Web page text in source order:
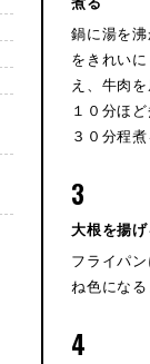
鍋に湯を
をきれい
え、牛肉
１０分ほ
３０分程煮
3
大根を揚げ
フライパ
ね色になる
4